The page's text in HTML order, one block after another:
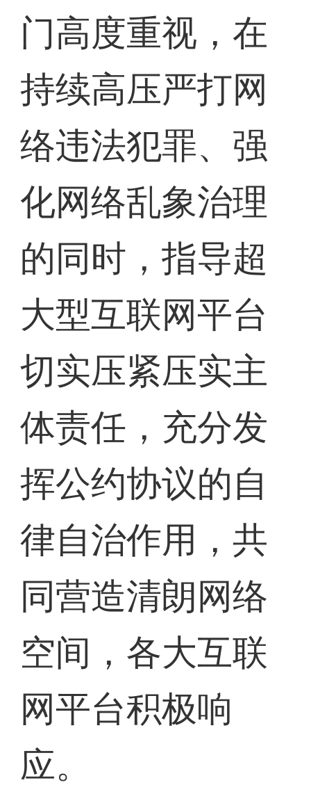
门高度重视，在
持续高压严打网
络违法犯罪、强
化网络乱象治理
的同时，指导超
大型互联网平台
切实压紧压实主
体责任，充分发
挥公约协议的自
律自治作用，共
同营造清朗网络
空间，各大互联
网平台积极响
应。